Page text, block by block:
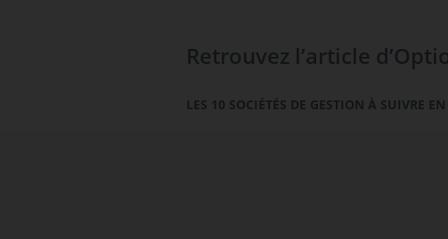
Retrouvez l’article
LES 10 SOCIÉTÉS DE GESTION À SUIVRE